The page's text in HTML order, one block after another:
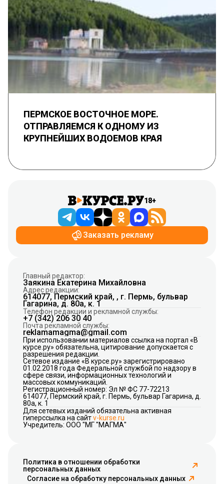
ПЕРМСКОЕ ВОСТОЧНОЕ МОРЕ.
ОТПРАВЛЯЕМСЯ К ОДНОМУ ИЗ
КРУПНЕЙШИХ ВОДОЕМОВ КРАЯ
18+
Заказать рекламу
Главный редактор:
Заякина Екатерина Михайловна
Адрес редакции:
614077, Пермский край, , г. Пермь, бульвар
Гагарина, д. 80а, к. 1
Телефон редакции и рекламной службы:
+7 (342) 206 30 40
Почта рекламной службы:
reklamamagma@gmail.com
При использовании материалов ссылка на портал «В
курсе.ру» обязательна, цитирование допускается с
разрешения редакции.
Сетевое издание «В курсе.ру» зарегистрировано
01.02.2018 года Федеральной службой по надзору в
сфере связи, информационных технологий и
массовых коммуникаций.
Регистрационный номер: Эл № ФС 77-72213
614077, Пермский край, г. Пермь, бульвар Гагарина, д.
80а, к. 1
Для сетевых изданий обязательна активная
гиперссылка на сайтv-kurse.ru
Учредитель: ООО "МГ "МАГМА"
Политика в отношении обработки
персональных данных
Согласие на обработку персональных данных